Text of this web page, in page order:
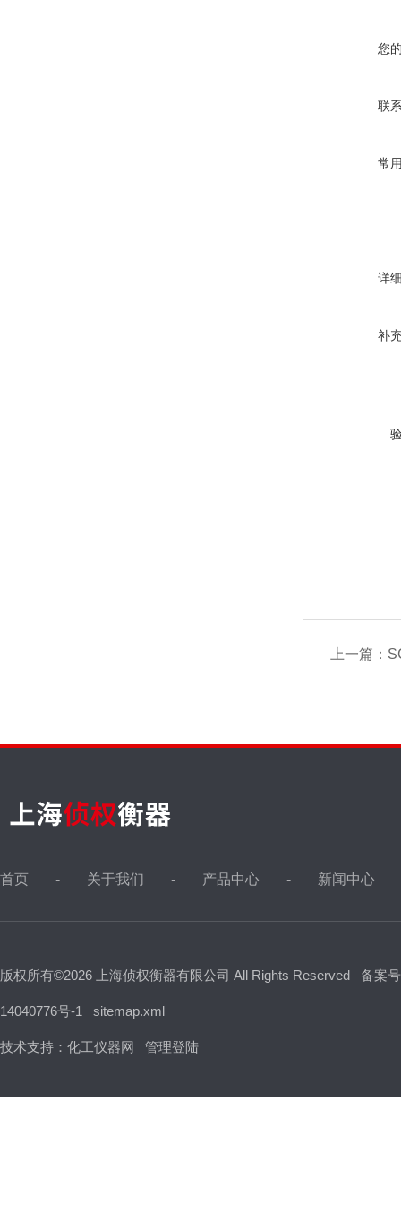
您
联
常
详
补
上一篇：
首页 关于我们 产品中心 新闻中心
版权所有©2026 上海侦权衡器有限公司 All Rights Reserved 备案
14040776号-1 sitemap.xml
技术支持： 化工仪器网 管理登陆